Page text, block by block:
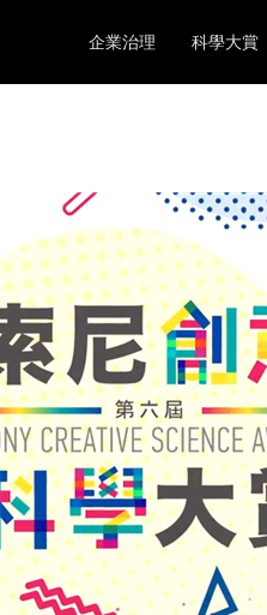
企業治理 科學大賞